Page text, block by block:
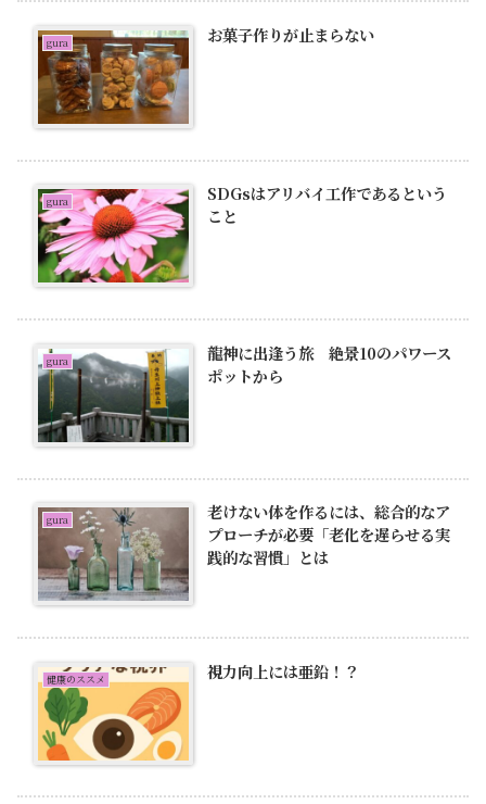
gura お菓子作りが止まらない
gura
SDGsはアリバイ工作であるという
こと
gura
龍神に出逢う旅 絶景10のパワース
ポットから
gura
老けない体を作るには、総合的なア
プローチが必要「老化を遅らせる実
践的な習慣」とは
健康のススメ 視力向上には亜鉛！？